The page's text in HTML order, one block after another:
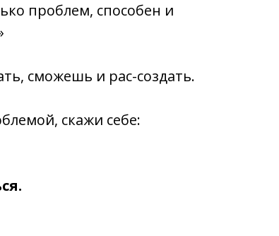
проблем, способен и
сможешь и рас-создать.
скажи себе: